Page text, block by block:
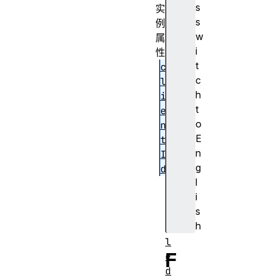
s
s
w
i
t
c
h
t
o
E
n
g
l
i
s
h
F
实
例
属
性
c
l
i
e
n
t
I
d
l
e
d